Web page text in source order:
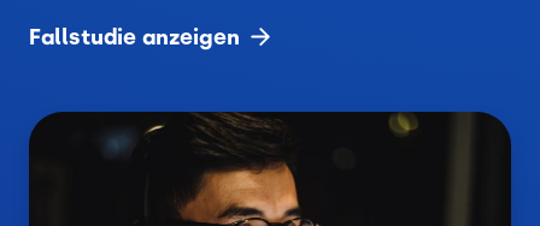
Fallstudie anzeigen